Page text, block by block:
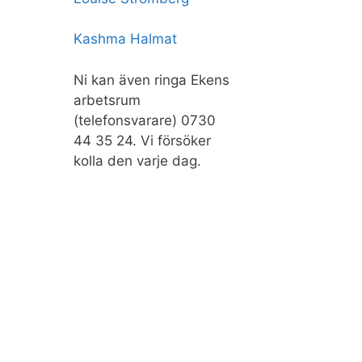
Kashma Halmat
Ni kan även ringa Ekens
arbetsrum
(telefonsvarare) 0730
44 35 24. Vi försöker
kolla den varje dag.